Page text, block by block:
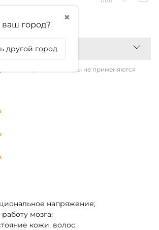
✖
ваш город?
другой город
2 832₽
на акционные товары не применяются
напряжение;
мозга;
кожи, волос.